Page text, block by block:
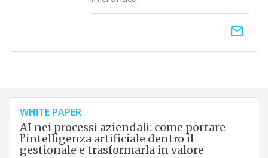
email
WHITE PAPER
AI nei processi aziendali: come portare
l’intelligenza artificiale dentro il
gestionale e trasformarla in valore